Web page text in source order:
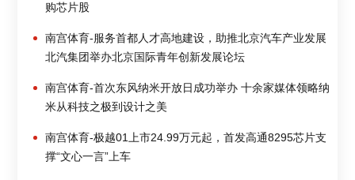
购芯片股
南宫体育-服务首都人才高地建设，助推北京汽车产业发展
北汽集团举办北京国际青年创新发展论坛
南宫体育-首次东风纳米开放日成功举办 十余家媒体领略纳
米从科技之极到设计之美
南宫体育-极越01上市24.99万元起，首发高通8295芯片支
撑“文心一言”上车